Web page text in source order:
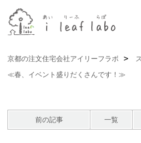
京都の注文住宅会社アイリーフラボ
≪春、イベント盛りだくさんです！≫
前の記事 一覧